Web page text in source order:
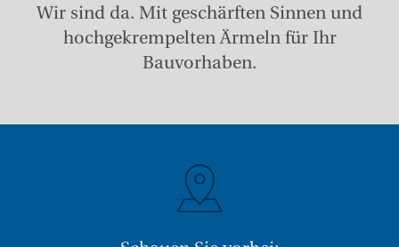
Wir sind da. Mit geschärften Sinnen und
hochgekrempelten Ärmeln für Ihr
Bauvorhaben.